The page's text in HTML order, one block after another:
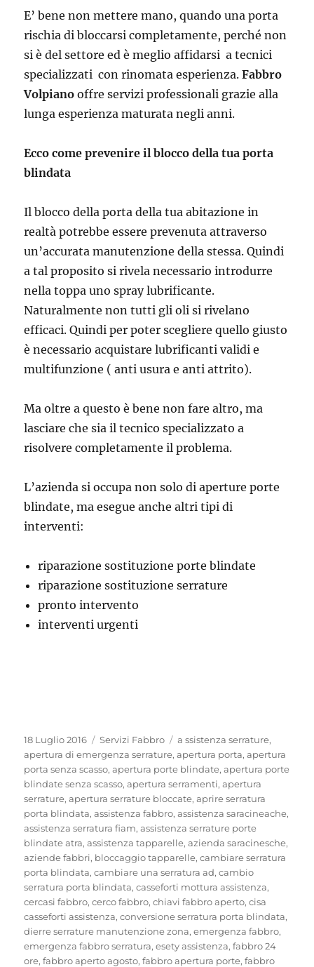
E’ bene non mettere mano, quando una porta
rischia di bloccarsi completamente, perché non
si è del settore ed è meglio affidarsi a tecnici
specializzati con rinomata esperienza. Fabbro
Volpiano offre servizi professionali grazie alla
lunga esperienza maturata negli anni.
Ecco come prevenire il blocco della tua porta
blindata
Il blocco della porta della tua abitazione in
realtà potrebbe essere prevenuta attraverso
un’accurata manutenzione della stessa. Quindi
a tal proposito si rivela necessario introdurre
nella toppa uno spray lubrificante.
Naturalmente non tutti gli oli si rivelano
efficaci. Quindi per poter scegliere quello giusto
è necessario acquistare lubrificanti validi e
multifunzione ( anti usura e anti attrito).
Ma oltre a questo è bene non fare altro, ma
lasciare che sia il tecnico specializzato a
risolvere completamente il problema.
L’azienda si occupa non solo di aperture porte
blindate, ma esegue anche altri tipi di
interventi:
riparazione sostituzione porte blindate
riparazione sostituzione serrature
pronto intervento
interventi urgenti
Pubblicato
il
18 Luglio 2016 Categorie
Servizi Fabbro Tag
a ssistenza serrature,
apertura di emergenza serrature,apertura porta,apertura
porta senza scasso,apertura porte blindate,apertura porte
blindate senza scasso,apertura serramenti,apertura
serrature,apertura serrature bloccate,aprire serratura
porta blindata,assistenza fabbro,assistenza saracineache,
assistenza serratura fiam,assistenza serrature porte
blindate atra,assistenza tapparelle,azienda saracinesche,
aziende fabbri, bloccaggio tapparelle,cambiare serratura
porta blindata,cambiare una serratura ad,cambio
serratura porta blindata,casseforti mottura assistenza,
cercasi fabbro,cerco fabbro,chiavi fabbro aperto,cisa
casseforti assistenza,conversione serratura porta blindata,
dierre serrature manutenzione zona,emergenza fabbro,
emergenza fabbro serratura,esety assistenza,fabbro 24
ore,fabbro aperto agosto,fabbro apertura porte,fabbro